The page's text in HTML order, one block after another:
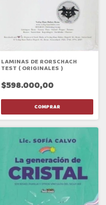
LAMINAS DE RORSCHACH
TEST ( ORIGINALES )
$598.000,00